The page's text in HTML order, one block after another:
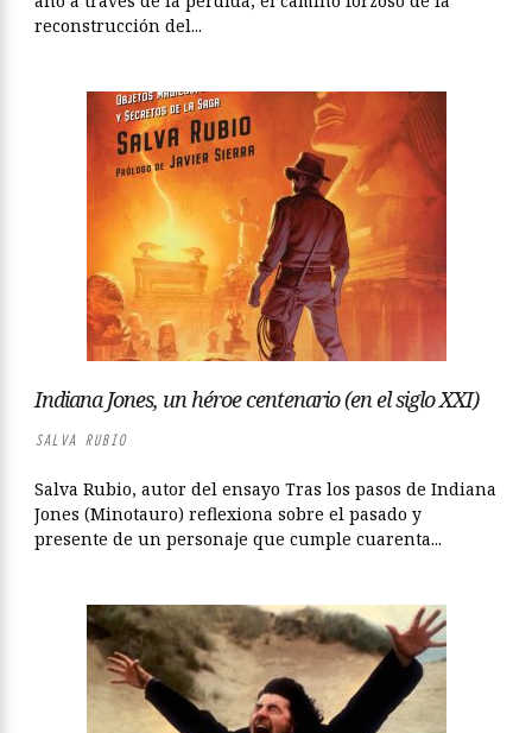
reconstrucción del...
Indiana Jones, un héroe centenario (en el siglo XXI)
SALVA RUBIO
Salva Rubio, autor del ensayo Tras los pasos de Indiana
Jones (Minotauro) reflexiona sobre el pasado y
presente de un personaje que cumple cuarenta...